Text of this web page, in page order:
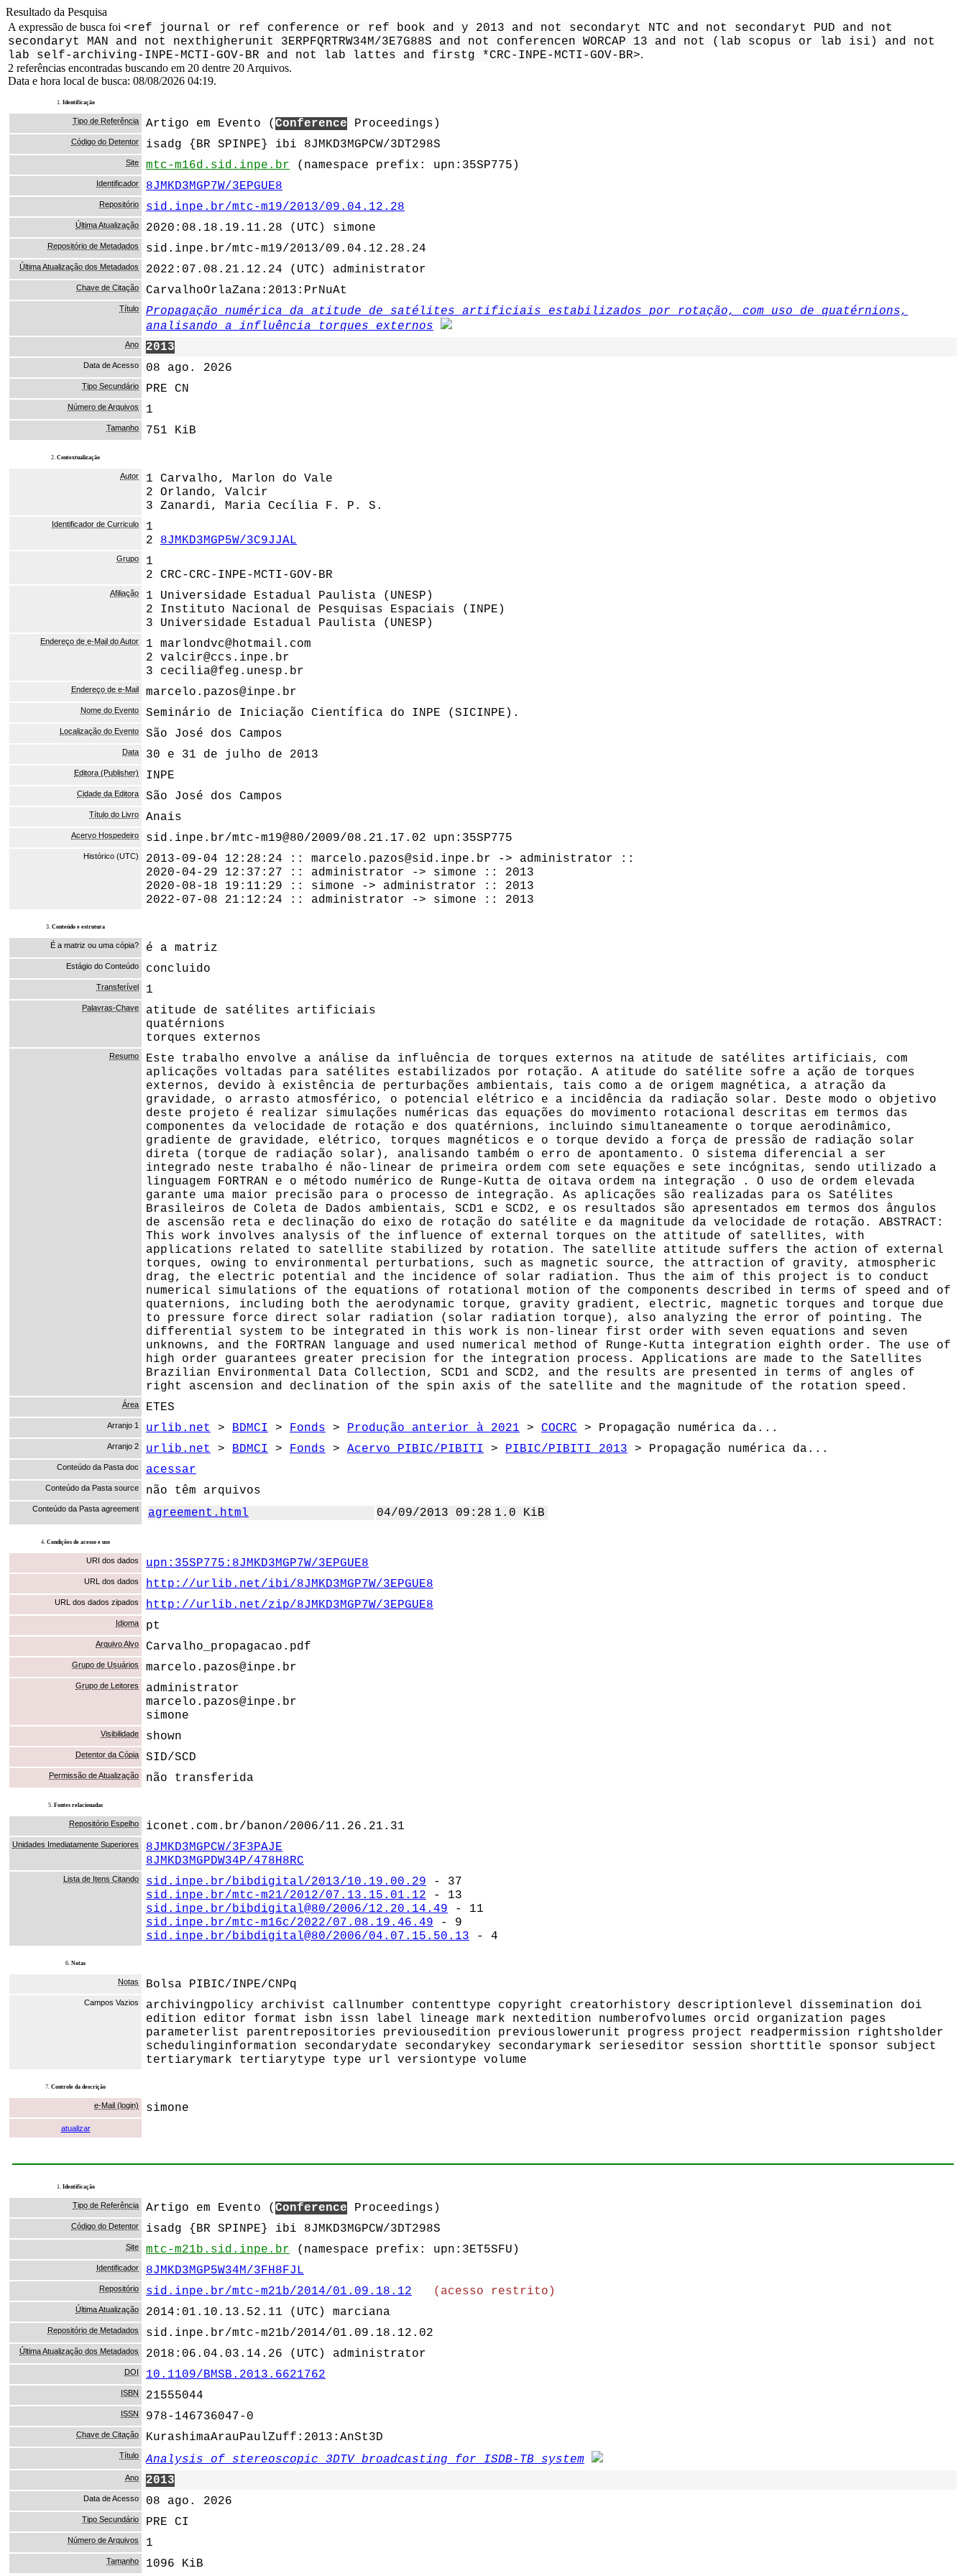
Resultado da Pesquisa
A expressão de busca foi <ref journal or ref conference or ref book and y 2013 and not secondaryt NTC and not secondaryt PUD and not
secondaryt MAN and not nexthigherunit 3ERPFQRTRW34M/3E7G88S and not conferencen WORCAP 13 and not (lab scopus or lab isi) and not
lab self-archiving-INPE-MCTI-GOV-BR and not lab lattes and firstg *CRC-INPE-MCTI-GOV-BR>.
2 referências encontradas buscando em 20 dentre 20 Arquivos.
Data e hora local de busca: 08/08/2026 04:19.
1. Identificação
Tipo de Referência Artigo em Evento ( Conference Proceedings)
Código do Detentor isadg {BR SPINPE} ibi 8JMKD3MGPCW/3DT298S
Site mtc-m16d.sid.inpe.br (namespace prefix: upn:35SP775)
Identificador 8JMKD3MGP7W/3EPGUE8
Repositório sid.inpe.br/mtc-m19/2013/09.04.12.28
Última Atualização 2020:08.18.19.11.28 (UTC) simone
Repositório de Metadados sid.inpe.br/mtc-m19/2013/09.04.12.28.24
Última Atualização dos Metadados 2022:07.08.21.12.24 (UTC) administrator
Chave de Citação CarvalhoOrlaZana:2013:PrNuAt
Título
Propagação numérica da atitude de satélites artificiais estabilizados por rotação, com uso de quatérnions,
analisando a influência torques externos
Ano 2013
Data de Acesso 08 ago. 2026
Tipo Secundário PRE CN
Número de Arquivos 1
Tamanho 751 KiB
2. Contextualização
Autor
1 Carvalho, Marlon do Vale
2 Orlando, Valcir
3 Zanardi, Maria Cecília F. P. S.
Identificador de Curriculo
1
2 8JMKD3MGP5W/3C9JJAL
Grupo
1
2 CRC-CRC-INPE-MCTI-GOV-BR
Afiliação
1 Universidade Estadual Paulista (UNESP)
2 Instituto Nacional de Pesquisas Espaciais (INPE)
3 Universidade Estadual Paulista (UNESP)
Endereço de e-Mail do Autor
1 marlondvc@hotmail.com
2 valcir@ccs.inpe.br
3 cecilia@feg.unesp.br
Endereço de e-Mail marcelo.pazos@inpe.br
Nome do Evento Seminário de Iniciação Científica do INPE (SICINPE).
Localização do Evento São José dos Campos
Data 30 e 31 de julho de 2013
Editora (Publisher) INPE
Cidade da Editora São José dos Campos
Título do Livro Anais
Acervo Hospedeiro sid.inpe.br/mtc-m19@80/2009/08.21.17.02 upn:35SP775
Histórico (UTC)
2013-09-04 12:28:24 :: marcelo.pazos@sid.inpe.br -> administrator ::
2020-04-29 12:37:27 :: administrator -> simone :: 2013
2020-08-18 19:11:29 :: simone -> administrator :: 2013
2022-07-08 21:12:24 :: administrator -> simone :: 2013
3. Conteúdo e estrutura
É a matriz ou uma cópia? é a matriz
Estágio do Conteúdo concluido
Transferível 1
Palavras-Chave
atitude de satélites artificiais
quatérnions
torques externos
Resumo
Este trabalho envolve a análise da influência de torques externos na atitude de satélites artificiais, com
aplicações voltadas para satélites estabilizados por rotação. A atitude do satélite sofre a ação de torques
externos, devido à existência de perturbações ambientais, tais como a de origem magnética, a atração da
gravidade, o arrasto atmosférico, o potencial elétrico e a incidência da radiação solar. Deste modo o objetivo
deste projeto é realizar simulações numéricas das equações do movimento rotacional descritas em termos das
componentes da velocidade de rotação e dos quatérnions, incluindo simultaneamente o torque aerodinâmico,
gradiente de gravidade, elétrico, torques magnéticos e o torque devido a força de pressão de radiação solar
direta (torque de radiação solar), analisando também o erro de apontamento. O sistema diferencial a ser
integrado neste trabalho é não-linear de primeira ordem com sete equações e sete incógnitas, sendo utilizado a
linguagem FORTRAN e o método numérico de Runge-Kutta de oitava ordem na integração . O uso de ordem elevada
garante uma maior precisão para o processo de integração. As aplicações são realizadas para os Satélites
Brasileiros de Coleta de Dados ambientais, SCD1 e SCD2, e os resultados são apresentados em termos dos ângulos
de ascensão reta e declinação do eixo de rotação do satélite e da magnitude da velocidade de rotação. ABSTRACT:
This work involves analysis of the influence of external torques on the attitude of satellites, with
applications related to satellite stabilized by rotation. The satellite attitude suffers the action of external
torques, owing to environmental perturbations, such as magnetic source, the attraction of gravity, atmospheric
drag, the electric potential and the incidence of solar radiation. Thus the aim of this project is to conduct
numerical simulations of the equations of rotational motion of the components described in terms of speed and of
quaternions, including both the aerodynamic torque, gravity gradient, electric, magnetic torques and torque due
to pressure force direct solar radiation (solar radiation torque), also analyzing the error of pointing. The
differential system to be integrated in this work is non-linear first order with seven equations and seven
unknowns, and the FORTRAN language and used numerical method of Runge-Kutta integration eighth order. The use of
high order guarantees greater precision for the integration process. Applications are made to the Satellites
Brazilian Environmental Data Collection, SCD1 and SCD2, and the results are presented in terms of angles of
right ascension and declination of the spin axis of the satellite and the magnitude of the rotation speed.
Área ETES
Arranjo 1 urlib.net > BDMCI > Fonds > Produção anterior à 2021 > COCRC > Propagação numérica da...
Arranjo 2 urlib.net > BDMCI > Fonds > Acervo PIBIC/PIBITI > PIBIC/PIBITI 2013 > Propagação numérica da...
Conteúdo da Pasta doc acessar
Conteúdo da Pasta source não têm arquivos
Conteúdo da Pasta agreement agreement.html 04/09/2013 09:28 1.0 KiB
4. Condições de acesso e uso
URI dos dados upn:35SP775:8JMKD3MGP7W/3EPGUE8
URL dos dados http://urlib.net/ibi/8JMKD3MGP7W/3EPGUE8
URL dos dados zipados http://urlib.net/zip/8JMKD3MGP7W/3EPGUE8
Idioma pt
Arquivo Alvo Carvalho_propagacao.pdf
Grupo de Usuários marcelo.pazos@inpe.br
Grupo de Leitores
administrator
marcelo.pazos@inpe.br
simone
Visibilidade shown
Detentor da Cópia SID/SCD
Permissão de Atualização não transferida
5. Fontes relacionadas
Repositório Espelho iconet.com.br/banon/2006/11.26.21.31
Unidades Imediatamente Superiores
8JMKD3MGPCW/3F3PAJE
8JMKD3MGPDW34P/478H8RC
Lista de Itens Citando sid.inpe.br/bibdigital/2013/10.19.00.29 - 37
sid.inpe.br/mtc-m21/2012/07.13.15.01.12 - 13
sid.inpe.br/bibdigital@80/2006/12.20.14.49 - 11
sid.inpe.br/mtc-m16c/2022/07.08.19.46.49 - 9
sid.inpe.br/bibdigital@80/2006/04.07.15.50.13 - 4
6. Notas
Notas Bolsa PIBIC/INPE/CNPq
Campos Vazios
archivingpolicy archivist callnumber contenttype copyright creatorhistory descriptionlevel dissemination doi
edition editor format isbn issn label lineage mark nextedition numberofvolumes orcid organization pages
parameterlist parentrepositories previousedition previouslowerunit progress project readpermission rightsholder
schedulinginformation secondarydate secondarykey secondarymark serieseditor session shorttitle sponsor subject
tertiarymark tertiarytype type url versiontype volume
7. Controle da descrição
e-Mail (login) simone
atualizar
1. Identificação
Tipo de Referência Artigo em Evento ( Conference Proceedings)
Código do Detentor isadg {BR SPINPE} ibi 8JMKD3MGPCW/3DT298S
Site mtc-m21b.sid.inpe.br (namespace prefix: upn:3ET5SFU)
Identificador 8JMKD3MGP5W34M/3FH8FJL
Repositório sid.inpe.br/mtc-m21b/2014/01.09.18.12 (acesso restrito)
Última Atualização 2014:01.10.13.52.11 (UTC) marciana
Repositório de Metadados sid.inpe.br/mtc-m21b/2014/01.09.18.12.02
Última Atualização dos Metadados 2018:06.04.03.14.26 (UTC) administrator
DOI 10.1109/BMSB.2013.6621762
ISBN 21555044
ISSN 978-146736047-0
Chave de Citação KurashimaArauPaulZuff:2013:AnSt3D
Título Analysis of stereoscopic 3DTV broadcasting for ISDB-TB system
Ano 2013
Data de Acesso 08 ago. 2026
Tipo Secundário PRE CI
Número de Arquivos 1
Tamanho 1096 KiB